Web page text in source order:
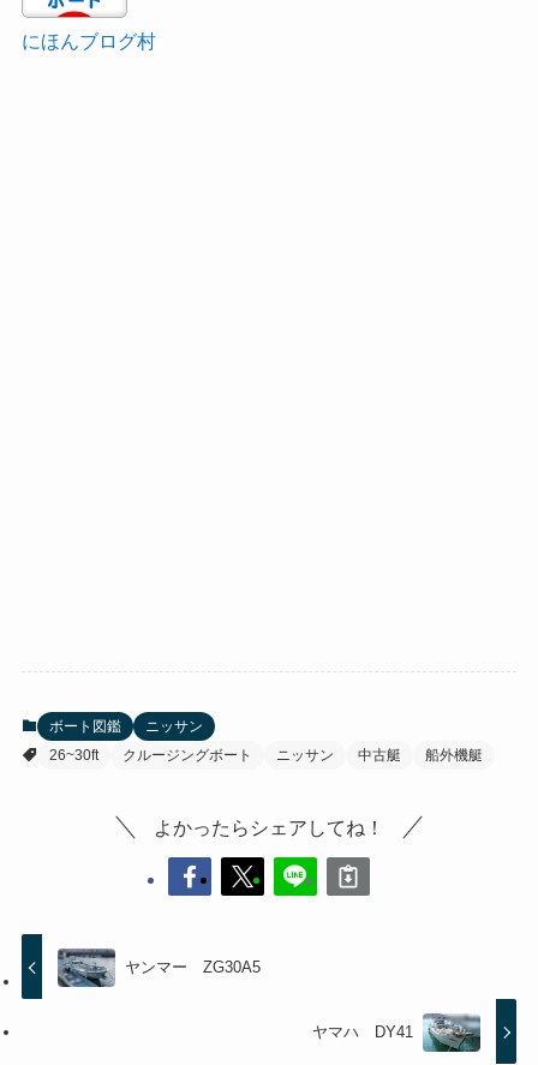
にほんブログ村
ボート図鑑
ニッサン
26~30ft
クルージングボート ニッサン 中古艇 船外機艇
よかったらシェアしてね！
ヤンマー ZG30A5
ヤマハ DY41